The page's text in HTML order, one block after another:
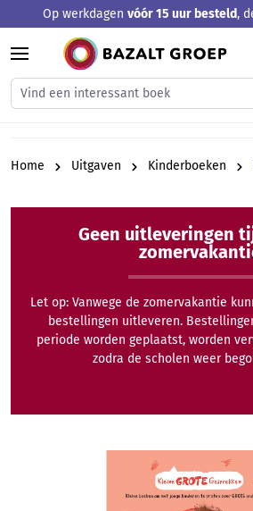
Op werkdagen vóór 15 uur besteld,
Home Uitgaven Kinderboeken
Geen uitleveringen
Let op: Vanwege de zomervakantie
bestellingen uitleveren.
periode worden geplaatst, worden
zodra de scholen weer
Afbeeldingengalerij overslaan